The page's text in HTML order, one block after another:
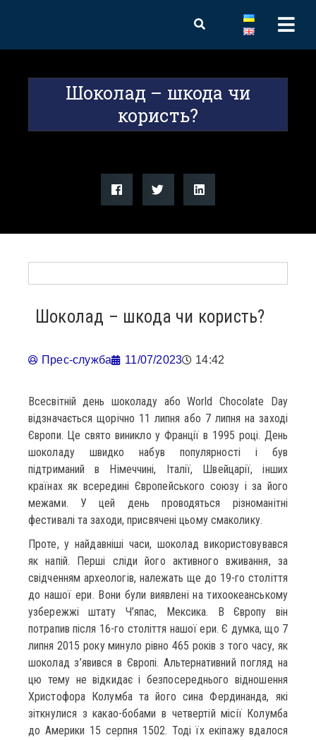
Шоколад – шкода чи
користь?
Шоколад – шкода чи користь?
Прес-служба 11/07/2023 14:42
Всесвітній день шоколаду або World Chocolate Day
відзначається щорічно 11 липня або 7 липня на заході
Європи. Це свято виникло у Франції в 1995 році. День
шоколаду швидко набув популярності і був
підтриманий в Німеччині, Італії, Швейцарії, інших
країнах як всередині Європейського союзу і за його
межами. У цей день проводяться різноманітні
фестивалі та заходи, присвячені цьому смаколику.
Проте, у найдавніші часи, шоколад використовувався
як напій. Перші сліди його активного вживання, за
свідченням археологів, належать ще до 19-го століття
до нашої ери. Вони були виявлені на тихоокеанському
узбережжі штату Ч’япас, Мексика. В Європу він
потрапив після 16-го століття нашої ери. Є думка, що 7
липня 2015 року минуло рівно 465 років з того часу, як
шоколад з’явився в Європі. Альтернативний погляд на
цю тему не відкидає і безпосереднього відношення
Христофора Колумба та його сина Фердинанда, які
зіткнулися з какао-бобами в четвертій місії Колумба
до Америки 15 серпня 1502. Тоді їх екіпажу вдалося